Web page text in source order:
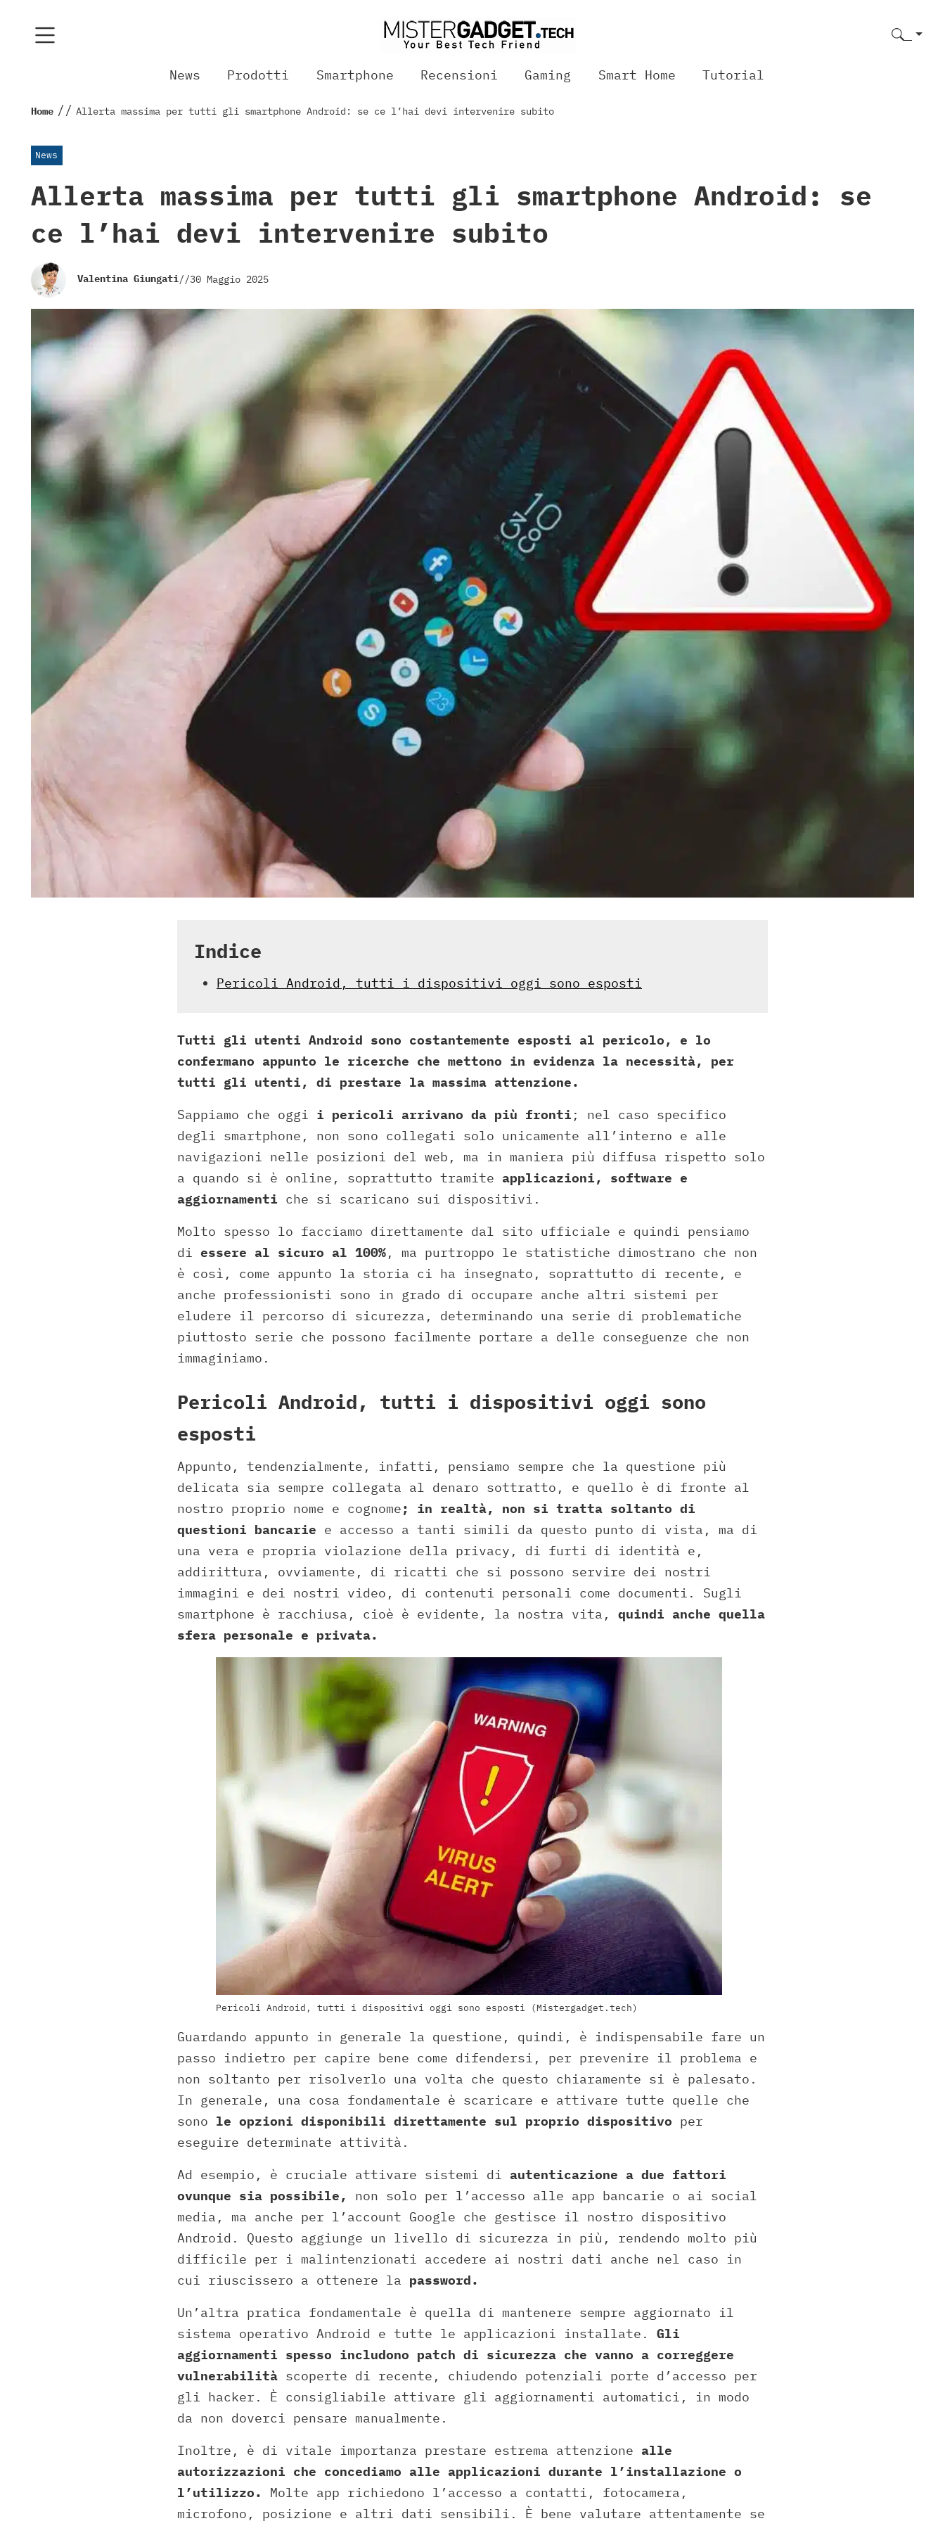
News Prodotti Smartphone Recensioni Gaming Smart Home Tutorial
Home // Allerta massima per tutti gli smartphone Android: se ce l’hai devi intervenire subito
News
Allerta massima per tutti gli smartphone Android: se
ce l’hai devi intervenire subito
Valentina Giungati//30 Maggio 2025
Indice
Pericoli Android, tutti i dispositivi oggi sono esposti
Tutti gli utenti Android sono costantemente esposti al pericolo, e lo
confermano appunto le ricerche che mettono in evidenza la necessità, per
tutti gli utenti, di prestare la massima attenzione.
Sappiamo che oggi i pericoli arrivano da più fronti ; nel caso specifico
degli smartphone, non sono collegati solo unicamente all’interno e alle
navigazioni nelle posizioni del web, ma in maniera più diffusa rispetto solo
a quando si è online, soprattutto tramite applicazioni, software e
aggiornamenti che si scaricano sui dispositivi.
Molto spesso lo facciamo direttamente dal sito ufficiale e quindi pensiamo
di essere al sicuro al 100%, ma purtroppo le statistiche dimostrano che non
è così, come appunto la storia ci ha insegnato, soprattutto di recente, e
anche professionisti sono in grado di occupare anche altri sistemi per
eludere il percorso di sicurezza, determinando una serie di problematiche
piuttosto serie che possono facilmente portare a delle conseguenze che non
immaginiamo.
Pericoli Android, tutti i dispositivi oggi sono
esposti
Appunto, tendenzialmente, infatti, pensiamo sempre che la questione più
delicata sia sempre collegata al denaro sottratto, e quello è di fronte al
nostro proprio nome e cognome; in realtà, non si tratta soltanto di
questioni bancarie e accesso a tanti simili da questo punto di vista, ma di
una vera e propria violazione della privacy, di furti di identità e,
addirittura, ovviamente, di ricatti che si possono servire dei nostri
immagini e dei nostri video, di contenuti personali come documenti. Sugli
smartphone è racchiusa, cioè è evidente, la nostra vita,
quindi anche quella
sfera personale e privata.
Pericoli Android, tutti i dispositivi oggi sono esposti (Mistergadget.tech)
Guardando appunto in generale la questione, quindi, è indispensabile fare un
passo indietro per capire bene come difendersi, per prevenire il problema e
non soltanto per risolverlo una volta che questo chiaramente si è palesato.
In generale, una cosa fondamentale è scaricare e attivare tutte quelle che
sono le opzioni disponibili direttamente sul proprio dispositivo per
eseguire determinate attività.
Ad esempio, è cruciale attivare sistemi di autenticazione a due fattori
ovunque sia possibile,
non solo per l’accesso alle app bancarie o ai social
media, ma anche per l’account Google che gestisce il nostro dispositivo
Android. Questo aggiunge un livello di sicurezza in più, rendendo molto più
difficile per i malintenzionati accedere ai nostri dati anche nel caso in
cui riuscissero a ottenere la password.
Un’altra pratica fondamentale è quella di mantenere sempre aggiornato il
sistema operativo Android e tutte le applicazioni installate. Gli
aggiornamenti spesso includono patch di sicurezza che vanno a correggere
vulnerabilità scoperte di recente, chiudendo potenziali porte d’accesso per
gli hacker. È consigliabile attivare gli aggiornamenti automatici, in modo
da non doverci pensare manualmente.
Inoltre, è di vitale importanza prestare estrema attenzione alle
autorizzazioni che concediamo alle applicazioni durante l’installazione o
l’utilizzo.
Molte app richiedono l’accesso a contatti, fotocamera,
microfono, posizione e altri dati sensibili. È bene valutare attentamente se